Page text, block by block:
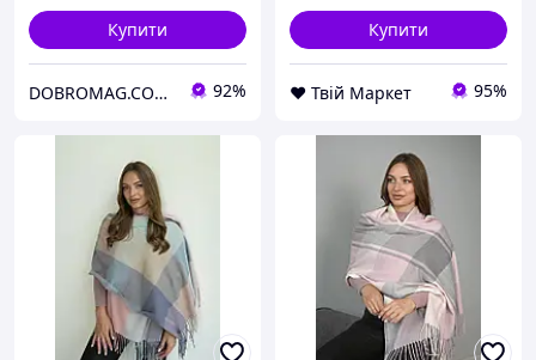
Купити
DOBROMAG.COM.UA - ДОБРОМАГ 92%
Купити
❤️ Твій Маркет 95%